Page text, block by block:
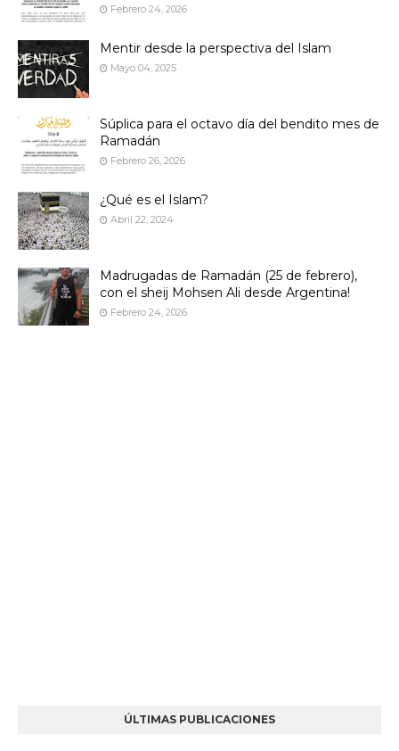
Febrero 24, 2026
Mentir desde la perspectiva del Islam
Mayo 04, 2025
Súplica para el octavo día del bendito mes de
Ramadán
Febrero 26, 2026
¿Qué es el Islam?
Abril 22, 2024
Madrugadas de Ramadán (25 de febrero),
con el sheij Mohsen Ali desde Argentina!
Febrero 24, 2026
ÚLTIMAS PUBLICACIONES